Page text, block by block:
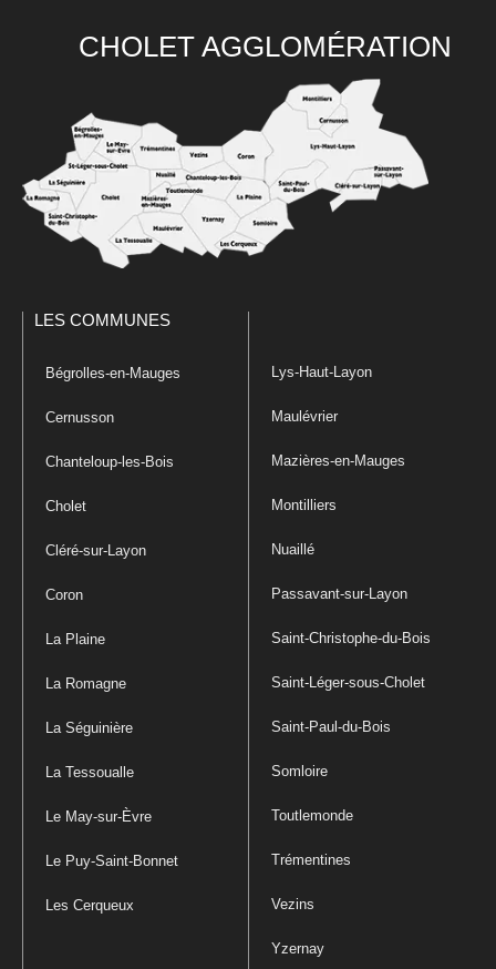
CHOLET AGGLOMÉRATION
LES COMMUNES
Bégrolles-en-Mauges
Cernusson
Chanteloup-les-Bois
Cholet
Cléré-sur-Layon
Coron
La Plaine
La Romagne
La Séguinière
La Tessoualle
Le May-sur-Èvre
Le Puy-Saint-Bonnet
Les Cerqueux
Lys-Haut-Layon
Maulévrier
Mazières-en-Mauges
Montilliers
Nuaillé
Passavant-sur-Layon
Saint-Christophe-du-Bois
Saint-Léger-sous-Cholet
Saint-Paul-du-Bois
Somloire
Toutlemonde
Trémentines
Vezins
Yzernay